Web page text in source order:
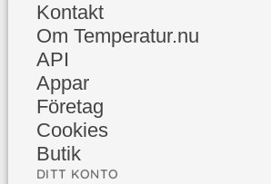
Kontakt
Om Temperatur.nu
API
Appar
Företag
Cookies
Butik
DITT KONTO